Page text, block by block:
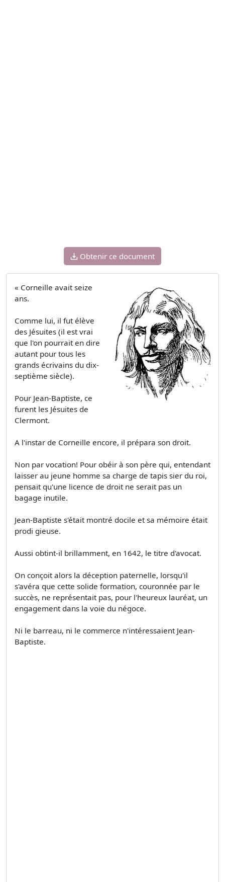
Obtenir ce document
« Corneille avait seize
ans.
Comme lui, il fut élève
des Jésuites (il est vrai
que l'on pourrait en dire
autant pour tous les
grands écrivains du dix-
septième siècle).
Pour Jean-Baptiste, ce
furent les Jésuites de
Clermont.
A l'instar de Corneille encore, il prépara son droit.
Non par vocation! Pour obéir à son père qui, entendant
laisser au jeune homme sa charge de tapis­ sier du roi,
pensait qu'une licence de droit ne serait pas un
bagage inutile.
Jean-Baptiste s'était montré docile et sa mémoire était
prodi­ gieuse.
Aussi obtint-il brillamment, en 1642, le titre d'avocat.
On conçoit alors la déception paternelle, lorsqu'il
s'avéra que cette solide formation, couronnée par le
succès, ne représentait pas, pour l'heureux lauréat, un
engagement dans la voie du négoce.
Ni le barreau, ni le commerce n'intéressaient Jean-
Baptiste.